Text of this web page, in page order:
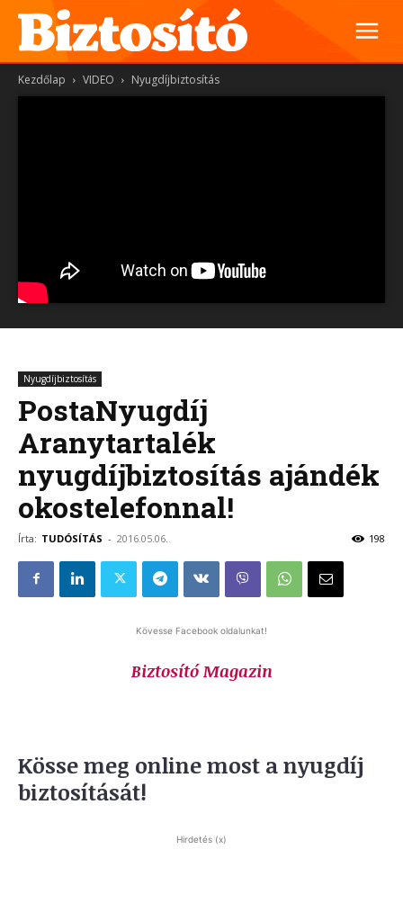
Kezdőlap VIDEO Nyugdíjbiztosítás
Nyugdíjbiztosítás
PostaNyugdíj
Aranytartalék
nyugdíjbiztosítás ajándék
okostelefonnal!
Írta: TUDÓSÍTÁS - 2016.05.06. 198
Kövesse Facebook oldalunkat!
Biztosító Magazin
Kösse meg online most a nyugdíj
biztosítását!
Hirdetés (x)